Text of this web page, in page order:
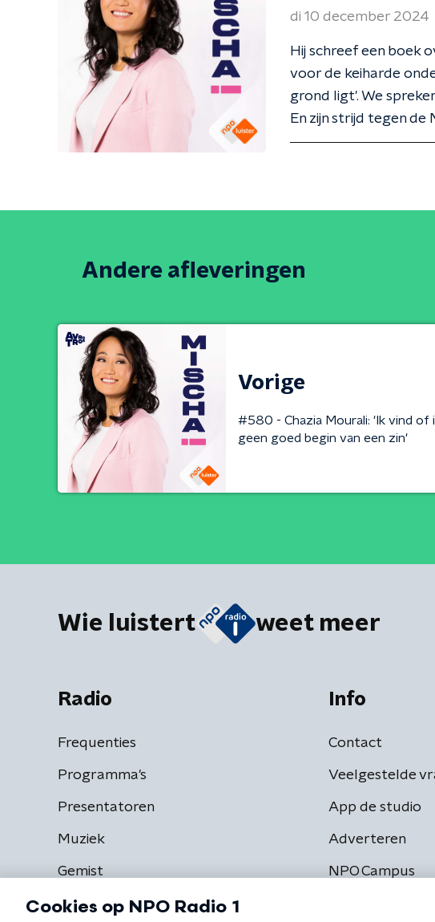
di 10 december 2024
Hij schreef een boek
voor de keiharde
grond ligt'. We
En zijn strijd tegen
Andere afleveringen
Vorige
#580 - Chazia Mourali: 'Ik vind of
geen goed begin van een zin'
Wie luistert weet meer
Radio
Frequenties
Programma's
Presentatoren
Muziek
Gemist
Info
Contact
Veelgestelde
App de studio
Adverteren
NPO Campus